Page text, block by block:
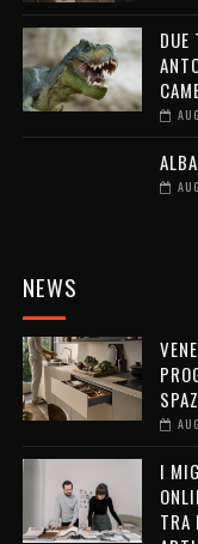
DUE
NEWS
I
TRA